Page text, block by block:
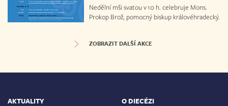
Nedělní mši svatou v 10 h. celebruje Mons.
Prokop Brož, pomocný biskup královéhradecký.
ZOBRAZIT DALŠÍ AKCE
AKTUALITY O DIECÉZI